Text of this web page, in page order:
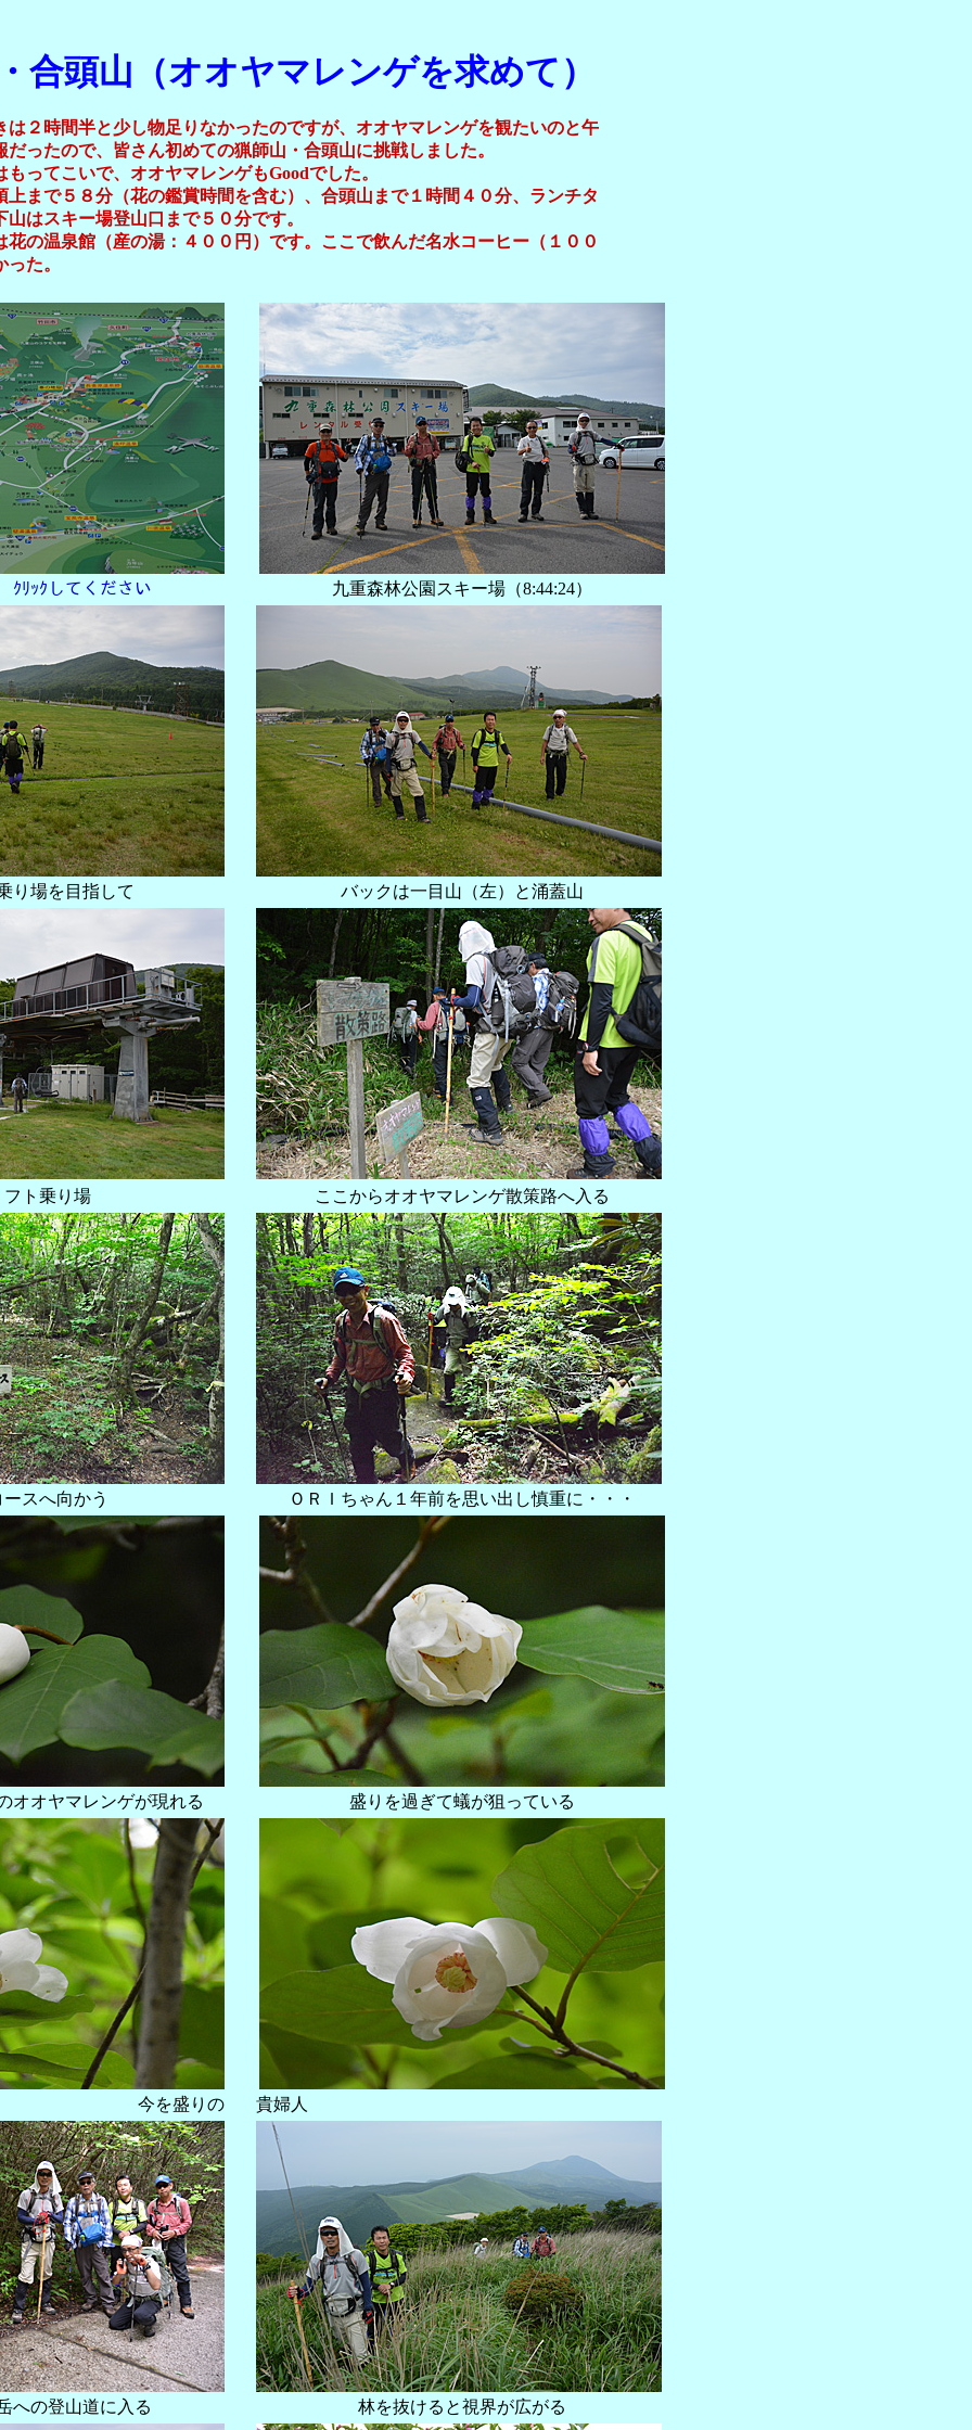
合頭山（オオヤマレンゲを求めて）
は２時間半と少し物足りなかったのですが、オオヤマレンゲを観たいのと午
だったので、皆さん初めての猟師山・合頭山に挑戦しました。
もってこいで、オオヤマレンゲもGoodでした。
上まで５８分（花の鑑賞時間を含む）、合頭山まで１時間４０分、ランチタ
山はスキー場登山口まで５０分です。
花の温泉館（産の湯：４００円）です。ここで飲んだ名水コーヒー（１００
た。
ｸﾘｯｸしてください 九重森林公園スキー場（‏‎8:44:24）
り場を目指して バックは一目山（左）と涌蓋山
ト乗り場 ここからオオヤマレンゲ散策路へ入る
スへ向かう ＯＲＩちゃん１年前を思い出し慎重に・・・
オオヤマレンゲが現れる 盛りを過ぎて蟻が狙っている
今を盛りの 貴婦人
への登山道に入る 林を抜けると視界が広がる